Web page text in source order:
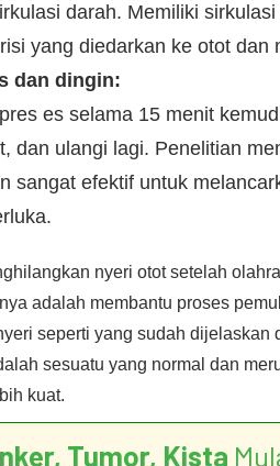
darah. Memiliki
yang diedarkan ke otot
dan dingin:
es selama 15 menit
dan ulangi lagi. Penelitian
sangat efektif untuk
nyeri otot setelah
adalah membantu proses
seperti yang sudah dijelaskan
sesuatu yang normal dan
kuat.
Tumor, Kista